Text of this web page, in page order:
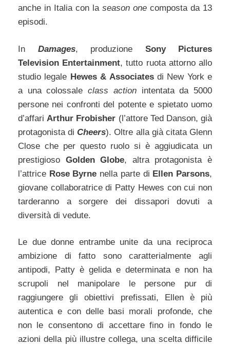
anche in Italia con la season one composta da 13
episodi.
In Damages, produzione Sony Pictures
Television Entertainment, tutto ruota attorno allo
studio legale Hewes & Associatesdi New York e
a una colossaleclass actionintentata da 5000
persone nei confronti del potente e spietato uomo
d’affari Arthur Frobisher (l’attore Ted Danson, già
protagonista diCheers). Oltre alla già citata Glenn
Close che per questo ruolo si è aggiudicata un
prestigioso Golden Globe, altra protagonista è
l’attrice Rose Byrne nella parte di Ellen Parsons,
giovane collaboratrice di Patty Hewes con cui non
tarderanno a sorgere dei dissapori dovuti a
diversità di vedute.
Le due donne entrambe unite da una reciproca
ambizione di fatto sono caratterialmente agli
antipodi, Patty è gelida e determinata e non ha
scrupoli nel manipolare le persone pur di
raggiungere gli obiettivi prefissati, Ellen è più
autentica e con delle basi morali profonde, che
non le consentono di accettare fino in fondo le
azioni della più illustre collega, una scelta difficile